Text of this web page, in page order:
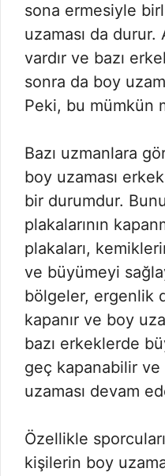
sona ermesiyle
uzaması da durur.
vardır ve bazı
sonra da boy
Peki, bu mümkün
Bazı uzmanlara
boy uzaması
bir durumdur.
plakalarının
plakaları,
ve büyümeyi
bölgeler, ergenlik
kapanır ve boy
bazı erkeklerde
geç kapanabilir
uzaması devam
Özellikle
kişilerin boy